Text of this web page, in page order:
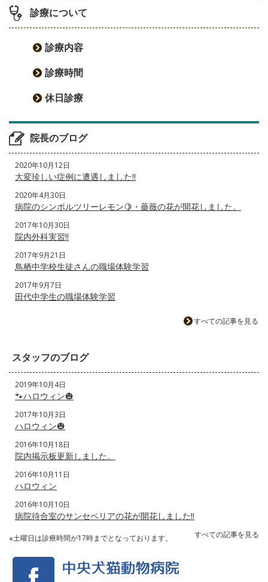
診療について
診療内容
診療時間
休日診療
院長のブログ
2020年10月12日
大変珍しい症例に遭遇しました‼️
2020年4月30日
病院のシンボルツリーレモン🍋・薔薇の花が開花しました。
2017年10月30日
院内外科実習‼️
2017年9月21日
鳥栖中学校生徒さんの職場体験学習
2017年9月7日
田代中学生の職場体験学習
すべての記事を見る
スタッフのブログ
2019年10月4日
🐾ハロウィン🎃
2017年10月3日
ハロウィン🎃
2016年10月18日
院内掲示板更新しました。
2016年10月11日
ハロウィン
2016年10月10日
病院待合室のサンセベリアの花が開花しました‼️
すべての記事を見る
※土曜日は診療時間が17時までとなっております。